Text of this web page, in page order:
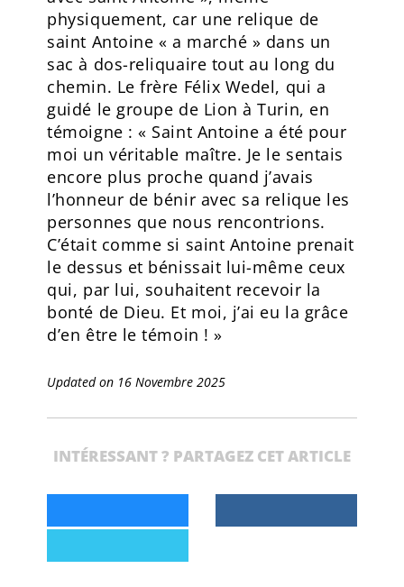
physiquement, car une relique de
saint Antoine « a marché » dans un
sac à dos-reliquaire tout au long du
chemin. Le frère Félix Wedel, qui a
guidé le groupe de Lion à Turin, en
témoigne : « Saint Antoine a été pour
moi un véritable maître. Je le sentais
encore plus proche quand j’avais
l’honneur de bénir avec sa relique les
personnes que nous rencontrions.
C’était comme si saint Antoine prenait
le dessus et bénissait lui-même ceux
qui, par lui, souhaitent recevoir la
bonté de Dieu. Et moi, j’ai eu la grâce
d’en être le témoin ! »
Updated on 16 Novembre 2025
INTÉRESSANT ? PARTAGEZ CET ARTICLE